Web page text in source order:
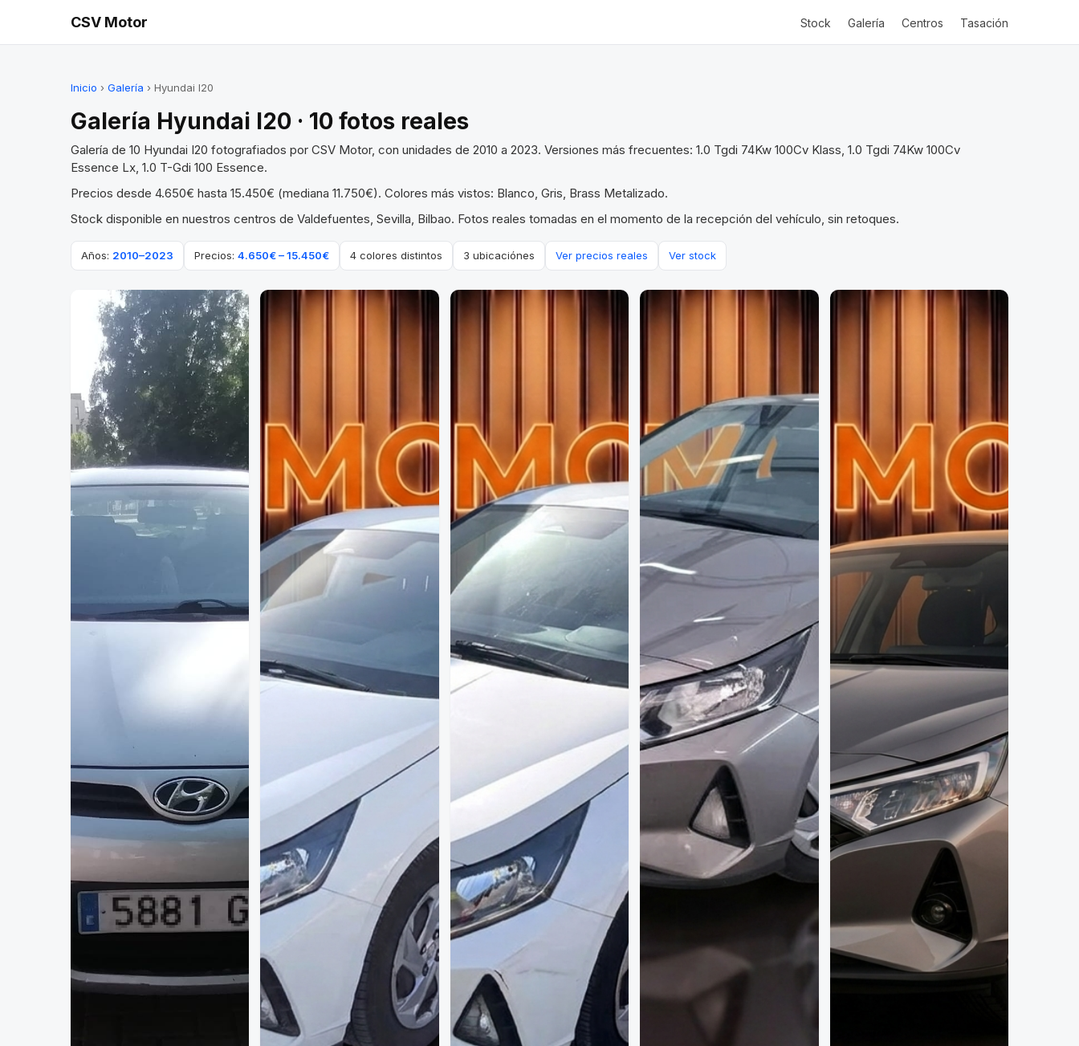
CSV Motor Stock Galería Centros Tasación
Inicio › Galería › Hyundai I20
Galería Hyundai I20 · 10 fotos reales
Galería de 10 Hyundai I20 fotografiados por CSV Motor, con unidades de 2010 a 2023. Versiones más frecuentes: 1.0 Tgdi 74Kw 100Cv Klass, 1.0 Tgdi 74Kw 100Cv
Essence Lx, 1.0 T-Gdi 100 Essence.
Precios desde 4.650€ hasta 15.450€ (mediana 11.750€). Colores más vistos: Blanco, Gris, Brass Metalizado.
Stock disponible en nuestros centros de Valdefuentes, Sevilla, Bilbao. Fotos reales tomadas en el momento de la recepción del vehículo, sin retoques.
Años: 2010–2023 Precios: 4.650€ – 15.450€ 4 colores distintos 3 ubicaciónes Ver precios reales Ver stock